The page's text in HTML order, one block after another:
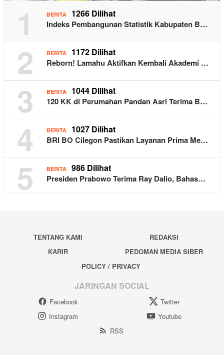
1 BERITA 1266 Dilihat
Indeks Pembangunan Statistik Kabupaten B…
2 BERITA 1172 Dilihat
Reborn! Lamahu Aktifkan Kembali Akademi …
3 BERITA 1044 Dilihat
120 KK di Perumahan Pandan Asri Terima B…
4 BERITA 1027 Dilihat
BRI BO Cilegon Pastikan Layanan Prima Me…
5 BERITA 986 Dilihat
Presiden Prabowo Terima Ray Dalio, Bahas…
TENTANG KAMI
REDAKSI
KARIR
PEDOMAN MEDIA SIBER
POLICY / PRIVACY
JARINGAN SOCIAL
Facebook
Twitter
Instagram
Youtube
RSS